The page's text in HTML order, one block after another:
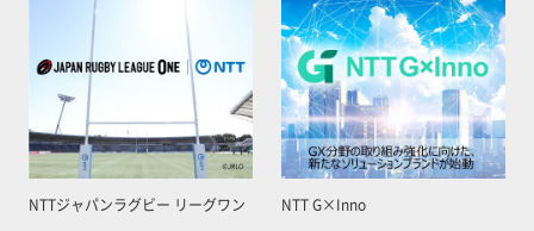
NTTジャパンラグビー リーグワン NTT G×Inno